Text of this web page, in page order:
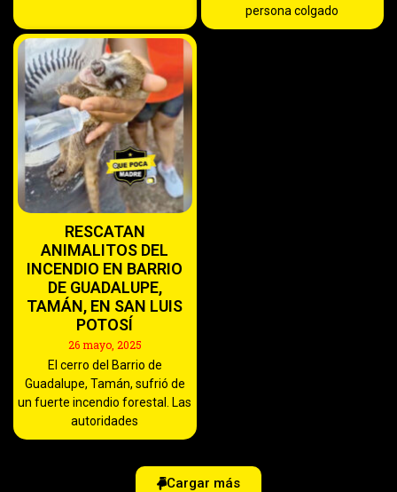
persona colgado
RESCATAN
ANIMALITOS DEL
INCENDIO EN BARRIO
DE GUADALUPE,
TAMÁN, EN SAN LUIS
POTOSÍ
26 mayo, 2025
El cerro del Barrio de
Guadalupe, Tamán, sufrió de
un fuerte incendio forestal. Las
autoridades
Cargar más